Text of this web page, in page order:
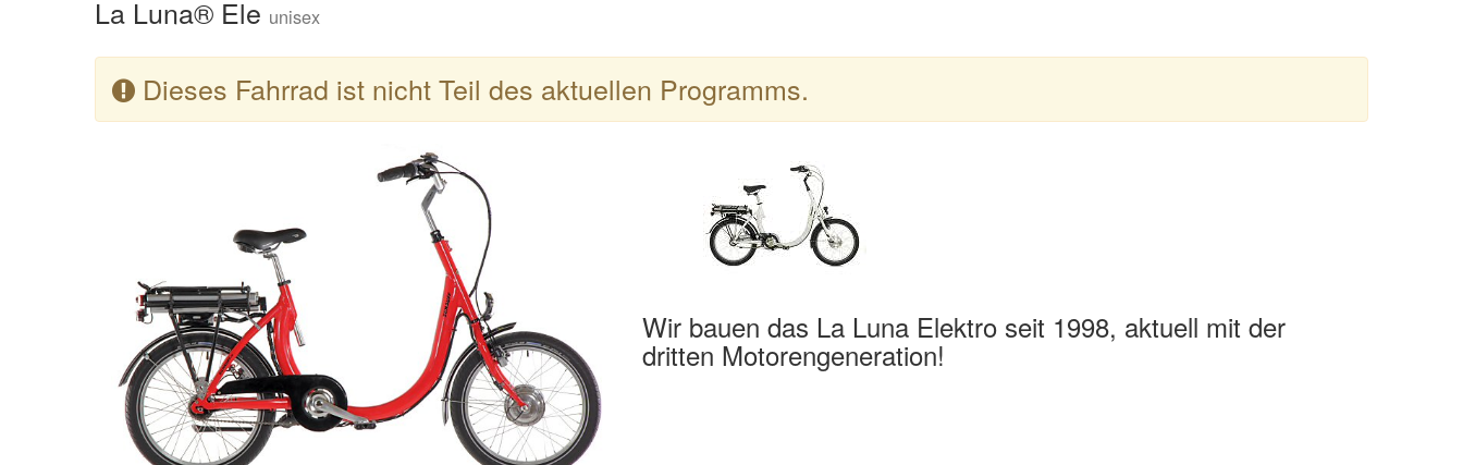
La Luna® Ele unisex
Dieses Fahrrad ist nicht Teil des aktuellen Programms.
Wir bauen das La Luna Elektro seit 1998, aktuell mit der
dritten Motorengeneration!